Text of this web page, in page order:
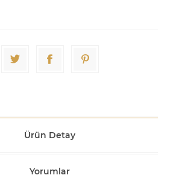
Ürün Detay
Yorumlar